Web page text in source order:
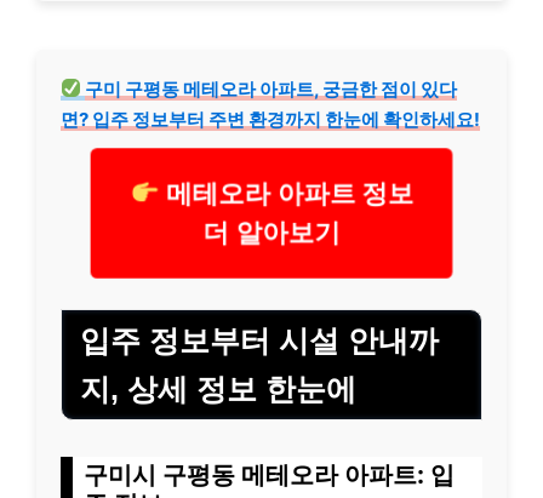
구미 구평동 메테오라 아파트, 궁금한 점이 있다
면? 입주 정보부터 주변 환경까지 한눈에 확인하세요!
메테오라 아파트 정보
더 알아보기
입주 정보부터 시설 안내까
지, 상세 정보 한눈에
구미시 구평동 메테오라 아파트: 입